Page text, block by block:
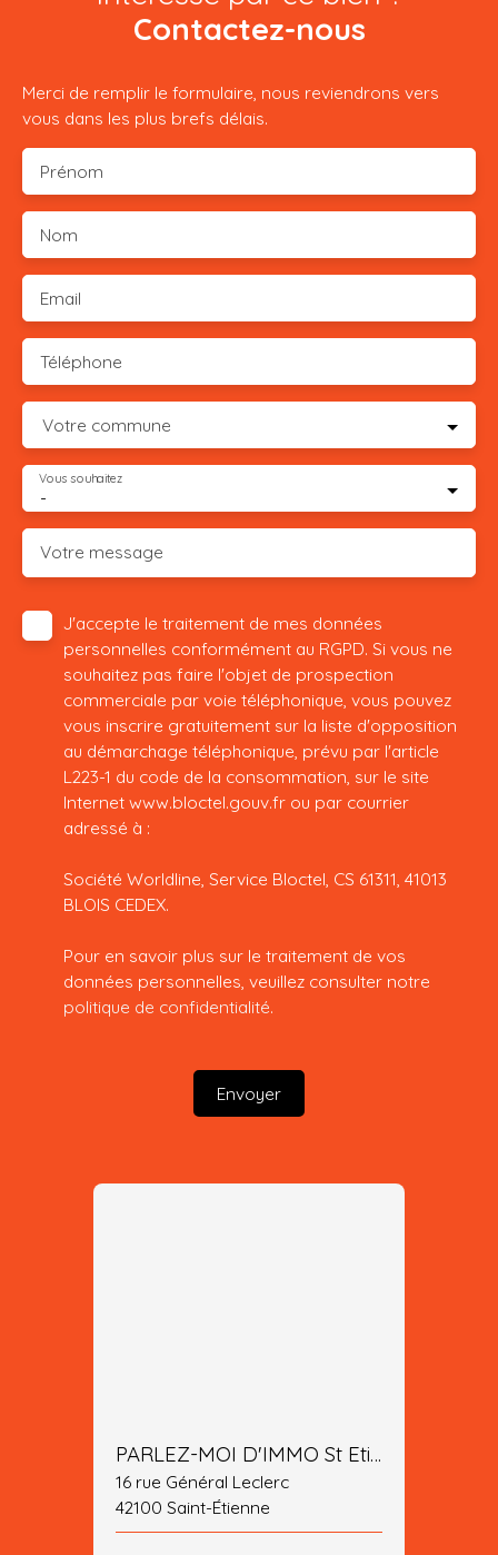
Contactez-nous
Merci de remplir le formulaire, nous reviendrons vers
vous dans les plus brefs délais.
Prénom
Nom
Email
Téléphone
Votre commune
-
Vous souhaitez
Votre message
J'accepte le traitement de mes données
personnelles conformément au RGPD. Si vous ne
souhaitez pas faire l'objet de prospection
commerciale par voie téléphonique, vous pouvez
vous inscrire gratuitement sur la liste d'opposition
au démarchage téléphonique, prévu par l'article
L223-1 du code de la consommation, sur le site
Internet www.bloctel.gouv.fr ou par courrier
adressé à :
Société Worldline, Service Bloctel, CS 61311, 41013
BLOIS CEDEX.
Pour en savoir plus sur le traitement de vos
données personnelles, veuillez consulter notre
politique de confidentialité.
Envoyer
PARLEZ-MOI D'IMMO St Etienne
16 rue Général Leclerc
42100 Saint-Étienne